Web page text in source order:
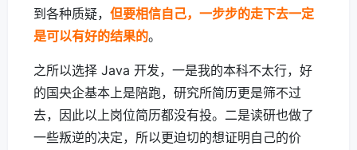
到各种质疑， 但要相信自己，一步步的走下去一定
是可以有好的结果的。
之所以选择 Java 开发，一是我的本科不太行，好
的国央企基本上是陪跑，研究所简历更是筛不过
去，因此以上岗位简历都没有投。二是读研也做了
一些叛逆的决定，所以更迫切的想证明自己的价